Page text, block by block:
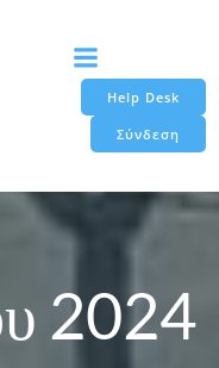
Help Desk
Σύνδεση
2024